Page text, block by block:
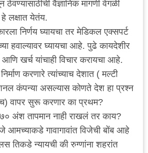
ठेवण्यासाठीची वैज्ञानिक मागणी वेगळी
लक्षात येतंय.
निर्णय घ्यायचा तर मेडिकल एक्सपर्ट
हवाल्यावर घ्यायचा आहे. पुढे कायदेशीर
आणि खर्च यांचाही विचार करायचा आहे.
करणारे त्यांच्याच देशात ( मल्टी
कंपन्या असल्यास कोणते देश हा प्रश्न
वापर सुरू करणार का प्रथम?
अंश तापमान नाही राखलं तर काय?
आमच्याकडे गावागावांत विजेची बोंब आहे
तिकडे न्यायची की रुग्णांना शहरांत